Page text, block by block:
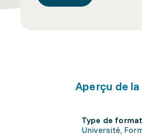
Aperçu de
Type de
Université,